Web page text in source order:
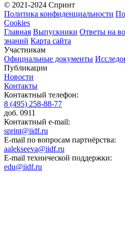
© 2021-2024 Спринт
Политика конфиденциальности
Cookies
Главная Выпускники Ответы на
знаний Карта сайта
Участникам
Официальные документы
Публикации
Новости
Контакты
Контактный телефон:
8 (495) 258-88-77
доб. 0911
Контактный e-mail:
sprint@iidf.ru
E-mail по вопросам партнёрства:
aalekseeva@iidf.ru
E-mail технической поддержки:
edu@iidf.ru